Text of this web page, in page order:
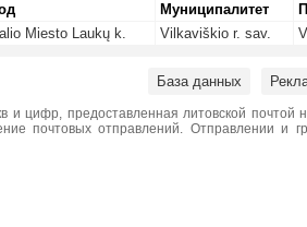
Муниципалитет
Miesto Laukų k. Vilkaviškio r. sav.
База данных
и цифр, предоставленная литовской почтой
почтовых отправлений. Отправлении и